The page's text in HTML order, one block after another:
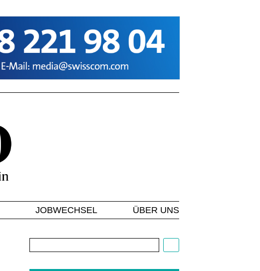
JOBWECHSEL ÜBER UNS